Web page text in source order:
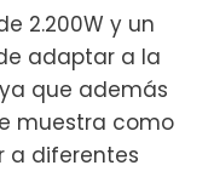
2.200W y un
adaptar a la
que además
muestra como
a diferentes